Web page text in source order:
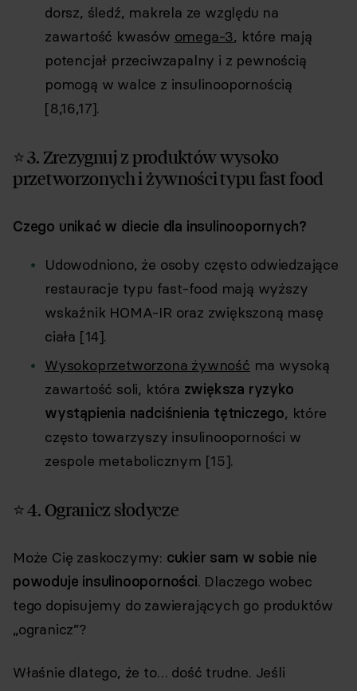
dorsz, śledź, makrela ze względu na
zawartość kwasów omega-3, które mają
potencjał przeciwzapalny i z pewnością
pomogą w walce z insulinoopornością
[8,16,17].
⭐ 3. Zrezygnuj z produktów wysoko
przetworzonych i żywności typu fast food
Czego unikać w diecie dla insulinoopornych?
Udowodniono, że osoby często odwiedzające
restauracje typu fast-food mają wyższy
wskaźnik HOMA-IR oraz zwiększoną masę
ciała [14].
Wysokoprzetworzona żywność ma wysoką
zawartość soli, która zwiększa ryzyko
wystąpienia nadciśnienia tętniczego, które
często towarzyszy insulinooporności w
zespole metabolicznym [15].
⭐ 4. Ogranicz słodycze
Może Cię zaskoczymy: cukier sam w sobie nie
powoduje insulinooporności. Dlaczego wobec
tego dopisujemy do zawierających go produktów
„ogranicz”?
Właśnie dlatego, że to… dość trudne. Jeśli